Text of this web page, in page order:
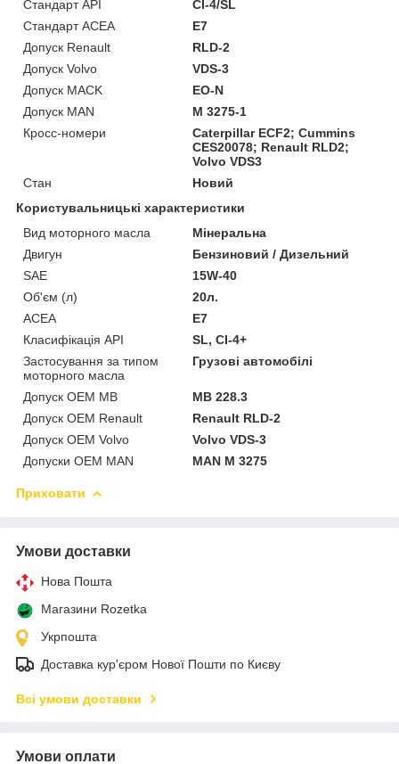
Стандарт API
CI-4/SL
Стандарт ACEA
E7
Допуск Renault
RLD-2
Допуск Volvo
VDS-3
Допуск MACK
EO-N
Допуск MAN
M 3275-1
Кросс-номери
Caterpillar ECF2; Cummins
CES20078; Renault RLD2;
Volvo VDS3
Стан
Новий
Користувальницькі характеристики
Вид моторного масла
Мінеральна
Двигун
Бензиновий / Дизельний
SAE
15W-40
Об'єм (л)
20л.
ACEA
E7
Класифікація API
SL, CI-4+
Застосування за типом
моторного масла
Грузові автомобілі
Допуск OEM MB
MB 228.3
Допуск OEM Renault
Renault RLD-2
Допуск OEM Volvo
Volvo VDS-3
Допуски OEM MAN
MAN M 3275
Приховати
Умови доставки
Нова Пошта
Магазини Rozetka
Укрпошта
Доставка кур'єром Нової Пошти по Києву
Всі умови доставки
Умови оплати